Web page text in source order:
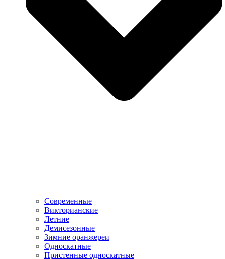
Современные
Викторианские
Летние
Демисезонные
Зимние оранжереи
Односкатные
Пристенные односкатные